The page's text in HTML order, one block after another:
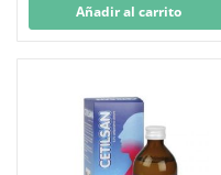
Añadir al carrito